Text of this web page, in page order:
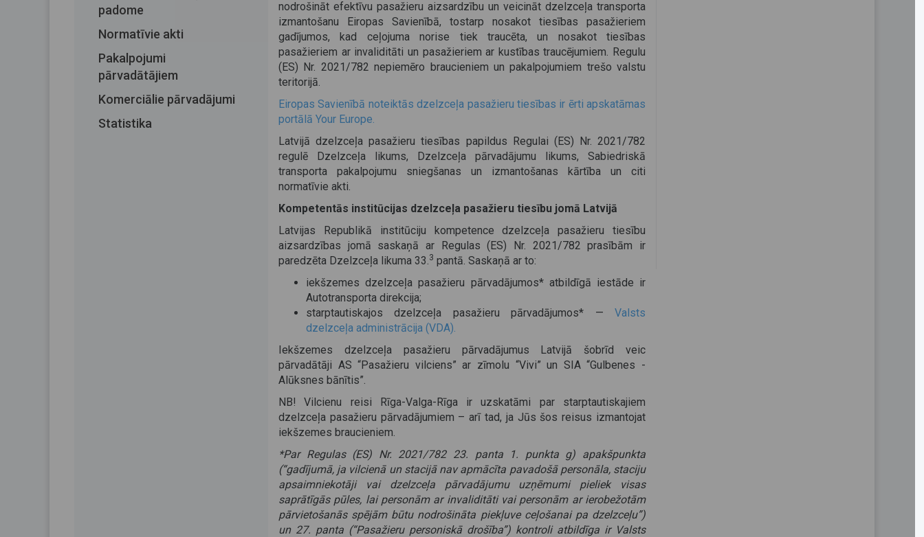
padome
Normatīvie akti
Pakalpojumi
pārvadātājiem
Komerciālie pārvadājumi
Statistika
nodrošināt efektīvu pasažieru aizsardzību un veicināt dzelzceļa transporta
izmantošanu Eiropas Savienībā, tostarp nosakot tiesības pasažieriem
gadījumos, kad ceļojuma norise tiek traucēta, un nosakot tiesības
pasažieriem ar invaliditāti un pasažieriem ar kustības traucējumiem. Regulu
(ES) Nr. 2021/782 nepiemēro braucieniem un pakalpojumiem trešo valstu
teritorijā.
Eiropas Savienībā noteiktās dzelzceļa pasažieru tiesības ir ērti apskatāmas
portālā Your Europe.
Latvijā dzelzceļa pasažieru tiesības papildus Regulai (ES) Nr. 2021/782
regulē Dzelzceļa likums, Dzelzceļa pārvadājumu likums, Sabiedriskā
transporta pakalpojumu sniegšanas un izmantošanas kārtība un citi
normatīvie akti.
Kompetentās institūcijas dzelzceļa pasažieru tiesību jomā Latvijā
Latvijas Republikā institūciju kompetence dzelzceļa pasažieru tiesību
aizsardzības jomā saskaņā ar Regulas (ES) Nr. 2021/782 prasībām ir
paredzēta Dzelzceļa likuma 33.3 pantā. Saskaņā ar to:
iekšzemes dzelzceļa pasažieru pārvadājumos* atbildīgā iestāde ir
Autotransporta direkcija;
starptautiskajos dzelzceļa pasažieru pārvadājumos* — Valsts
dzelzceļa administrācija (VDA).
Iekšzemes dzelzceļa pasažieru pārvadājumus Latvijā šobrīd veic
pārvadātāji AS “Pasažieru vilciens” ar zīmolu “Vivi” un SIA “Gulbenes -
Alūksnes bānītis”.
NB! Vilcienu reisi Rīga-Valga-Rīga ir uzskatāmi par starptautiskajiem
dzelzceļa pasažieru pārvadājumiem – arī tad, ja Jūs šos reisus izmantojat
iekšzemes braucieniem.
*Par Regulas (ES) Nr. 2021/782 23. panta 1. punkta g) apakšpunkta
(“gadījumā, ja vilcienā un stacijā nav apmācīta pavadošā personāla, staciju
apsaimniekotāji vai dzelzceļa pārvadājumu uzņēmumi pieliek visas
saprātīgās pūles, lai personām ar invaliditāti vai personām ar ierobežotām
pārvietošanās spējām būtu nodrošināta piekļuve ceļošanai pa dzelzceļu”)
un 27. panta (“Pasažieru personiskā drošība”) kontroli atbildīga ir Valsts